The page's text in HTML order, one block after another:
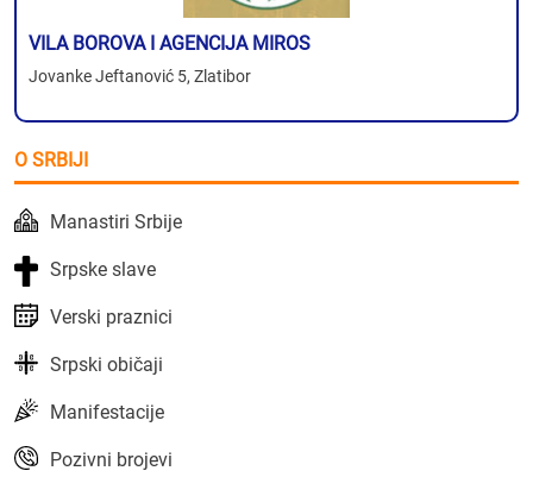
VILA BOROVA I AGENCIJA MIROS
Jovanke Jeftanović 5, Zlatibor
O SRBIJI
Manastiri Srbije
Srpske slave
Verski praznici
Srpski običaji
Manifestacije
Pozivni brojevi